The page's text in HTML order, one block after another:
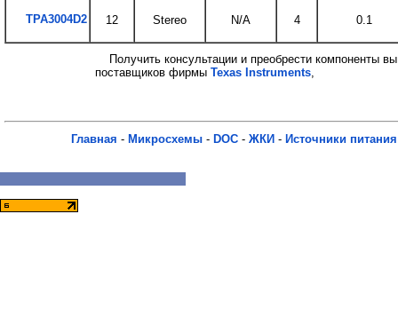
TPA3004D2 12 Stereo N/A 4 0.1
Получить консультации и преобрести компоненты
поставщиков фирмы Texas Instruments,
Главная - Микросхемы - DOC - ЖКИ - Источники питания